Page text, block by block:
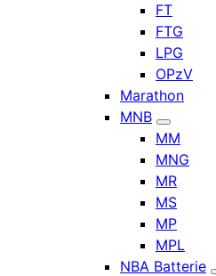
FT
FTG
LPG
OPzV
Marathon
MNB
MM
MNG
MR
MS
MP
MPL
NBA Batterie